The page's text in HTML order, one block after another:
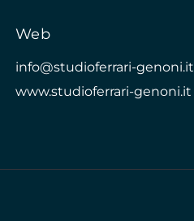
Web
info@studioferrari-genoni.it
www.studioferrari-genoni.it